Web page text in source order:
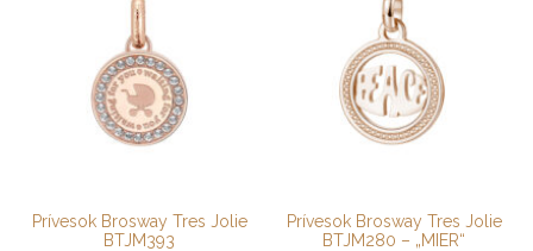
Prívesok Brosway Tres Jolie
BTJM393
Prívesok Brosway Tres Jolie
BTJM280 – „MIER“